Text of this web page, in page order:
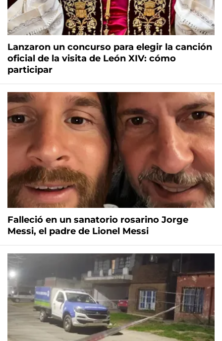
Lanzaron un concurso para elegir la canción
oficial de la visita de León XIV: cómo
participar
Falleció en un sanatorio rosarino Jorge
Messi, el padre de Lionel Messi